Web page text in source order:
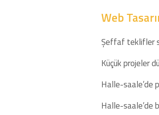
Web
Şeffaf teklifler
Küçük projeler
Halle-saale’de
Halle-saale’de